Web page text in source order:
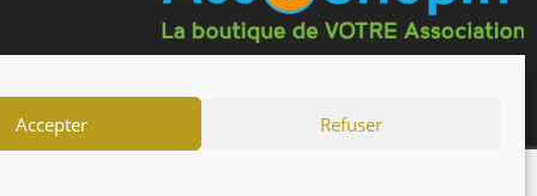
Accepter Refuser